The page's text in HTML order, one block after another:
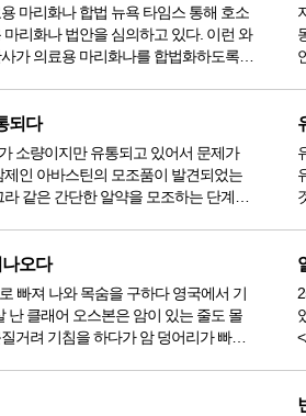
마리화나 합법 뉴욕 타임스 통해 호소
리화나 법안을 심의하고 있다. 이런 와
가 의료용 마리화나를 합법화하도록
되다
소량이지만 유통되고 있어서 문제가
인 아바스틴의 모조품이 발견되었는
같은 간단한 알약을 모조하는 단계를
오다
빠져 나와 목숨을 구하다 영국에서 기
난 클래어 오스본은 암이 있는 줄도 몰
거려 기침을 하다가 암 덩어리가 빠져